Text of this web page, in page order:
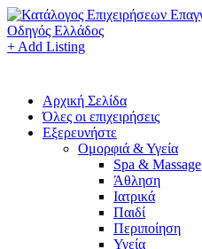
+ Add Listing
Αρχική Σελίδα
Όλες οι επιχειρήσεις
Εξερευνήστε
Ομορφιά & Υγεία
Spa & Massage
Άθληση
Ιατρικά
Παιδί
Περιποίηση
Υγεία